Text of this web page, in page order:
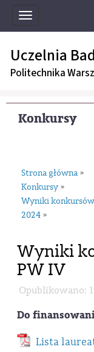
Toggle
navigation
Uczelnia
Politechnika
Konkursy
Strona główna »
Konkursy »
Wyniki konkursów
2024 »
Wyniki
PW IV
Opublikowano:
Do
Lista